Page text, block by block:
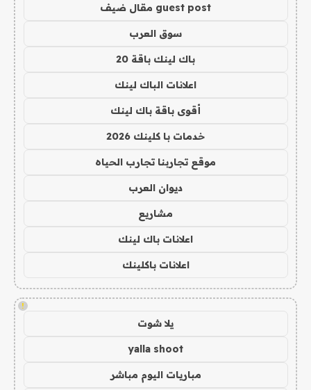
guest post مقال ضيف
سوق العرب
باك لينك باقة 20
اعلانات الباك لينك
أقوى باقة باك لينك
خدمات با كلينك 2026
موقع تجاربنا تجارب الحياه
ديوان العرب
مشاريع
اعلانات باك لينك
اعلانات باكلينك
!
يلا شوت
yalla shoot
مباريات اليوم مباشر